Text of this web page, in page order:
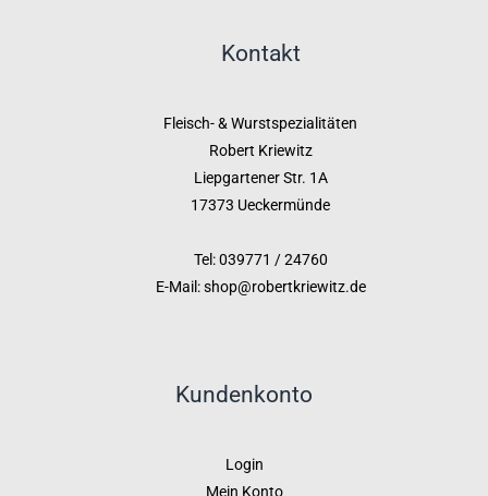
Kontakt
Fleisch- & Wurstspezialitäten
Robert Kriewitz
Liepgartener Str. 1A
17373 Ueckermünde
Tel: 039771 / 24760
E-Mail: shop@robertkriewitz.de
Kundenkonto
Login
Mein Konto